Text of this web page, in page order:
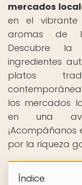
mercados
en el
aromas de
Descubre la
ingredientes
platos
los mercados
en una
¡Acompáñanos
por la riqueza
Índice